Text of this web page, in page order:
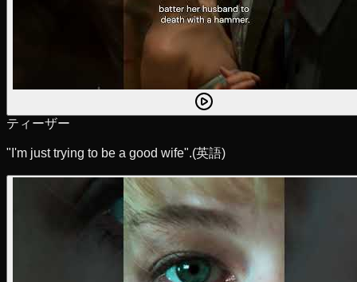
ティーザー
"I'm just trying to be a good wife".(英語)